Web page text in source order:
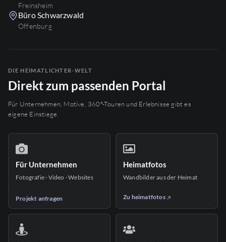
Freinsheim
Büro Schwarzwald
Offenburg
DIE HEIMATLICHTER-WELT
Direkt zum passenden Portal
Für Unternehmen, Motive, 360°-Touren und Erlebnisse gibt es
eigene Einstiege.
Für Unternehmen
Fotografie · Video · Websites
Projekt anfragen
Heimatfotos
Wandbilder aus der Heimat
Zu heimatfotos